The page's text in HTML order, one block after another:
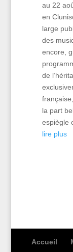
au 22
en
large
des
encore,
de
la part
espiègle
lire plus
Accueil